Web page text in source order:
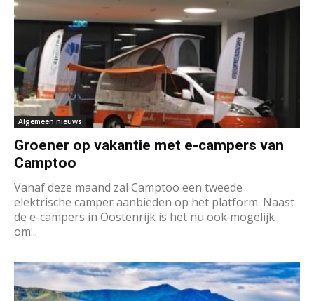
Algemeen nieuws
Groener op vakantie met e-campers van
Camptoo
Vanaf deze maand zal Camptoo een tweede
elektrische camper aanbieden op het platform. Naast
de e-campers in Oostenrijk is het nu ook mogelijk
om...